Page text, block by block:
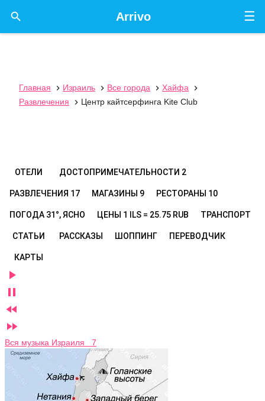
☰
Arrivo

Главная  Израиль  Все города  Хайфа

Развлечения
 Центр кайтсерфинга Kite Club
ОТЕЛИ ДОСТОПРИМЕЧАТЕЛЬНОСТИ 2
РАЗВЛЕЧЕНИЯ 17 МАГАЗИНЫ 9 РЕСТОРАНЫ 10
ПОГОДА 31°, ЯСНО ЦЕНЫ 1 ILS = 25.75 RUB ТРАНСПОРТ
СТАТЬИ РАССКАЗЫ ШОППИНГ ПЕРЕВОДЧИК
КАРТЫ




Вся музыка Израиля 7